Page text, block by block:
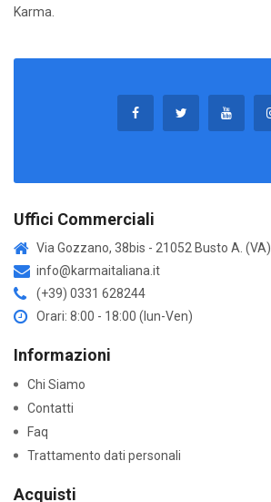
Karma.
Uffici Commerciali
Via Gozzano, 38bis - 21052 Busto A. (VA)
info@karmaitaliana.it
(+39) 0331 628244
Orari: 8:00 - 18:00 (lun-Ven)
Informazioni
Chi Siamo
Contatti
Faq
Trattamento dati personali
Acquisti